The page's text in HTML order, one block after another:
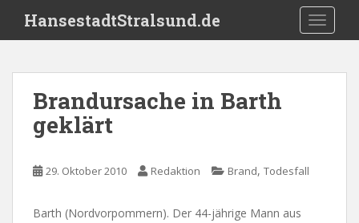
i
HansestadtStralsund.de
Brandursache in Barth
geklärt
29. Oktober 2010 Redaktion Brand, Todesfall
Barth (Nordvorpommern). Der 44-jährige Mann aus